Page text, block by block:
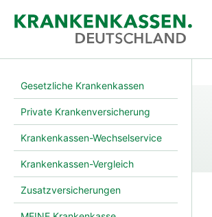
Gesetzliche Krankenkassen
Private Krankenversicherung
Krankenkassen-Wechselservice
Krankenkassen-Vergleich
Zusatzversicherungen